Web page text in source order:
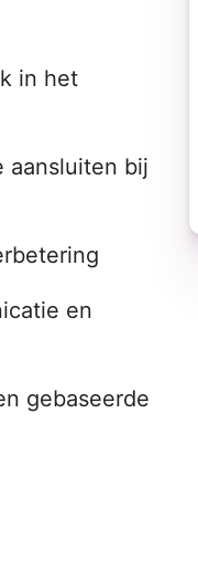
in het
aansluiten bij
en
gebaseerde